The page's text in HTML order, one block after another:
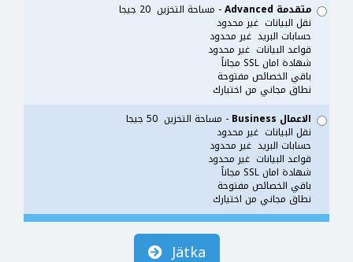
متقدمة Advanced
- مساحة التخزين 20 جيجا
نقل البيانات غير محدود
حسابات البريد غير محدود
قواعد البيانات غير محدود
شهادة امان SSL مجاناً
باقي الخصائص مفتوحة
نطاق مجاني من اختيارك
الاعمال Business
- مساحة التخزين 50 جيجا
نقل البيانات غير محدود
حسابات البريد غير محدود
قواعد البيانات غير محدود
شهادة امان SSL مجاناً
باقي الخصائص مفتوحة
نطاق مجاني من اختيارك
Jätka